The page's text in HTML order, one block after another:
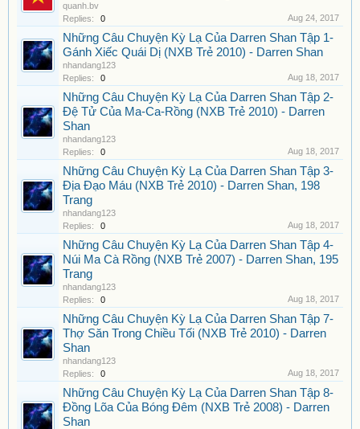
quanh.bv
Replies:
0 Aug 24, 2017
Những Câu Chuyện Kỳ Lạ Của Darren Shan Tập 1-
Gánh Xiếc Quái Dị (NXB Trẻ 2010) - Darren Shan
nhandang123
Replies:
0 Aug 18, 2017
Những Câu Chuyện Kỳ Lạ Của Darren Shan Tập 2-
Đệ Tử Của Ma-Ca-Rồng (NXB Trẻ 2010) - Darren
Shan
nhandang123
Replies:
0 Aug 18, 2017
Những Câu Chuyện Kỳ Lạ Của Darren Shan Tập 3-
Địa Đạo Máu (NXB Trẻ 2010) - Darren Shan, 198
Trang
nhandang123
Replies:
0 Aug 18, 2017
Những Câu Chuyện Kỳ Lạ Của Darren Shan Tập 4-
Núi Ma Cà Rồng (NXB Trẻ 2007) - Darren Shan, 195
Trang
nhandang123
Replies:
0 Aug 18, 2017
Những Câu Chuyện Kỳ Lạ Của Darren Shan Tập 7-
Thợ Săn Trong Chiều Tối (NXB Trẻ 2010) - Darren
Shan
nhandang123
Replies:
0 Aug 18, 2017
Những Câu Chuyện Kỳ Lạ Của Darren Shan Tập 8-
Đồng Lõa Của Bóng Đêm (NXB Trẻ 2008) - Darren
Shan